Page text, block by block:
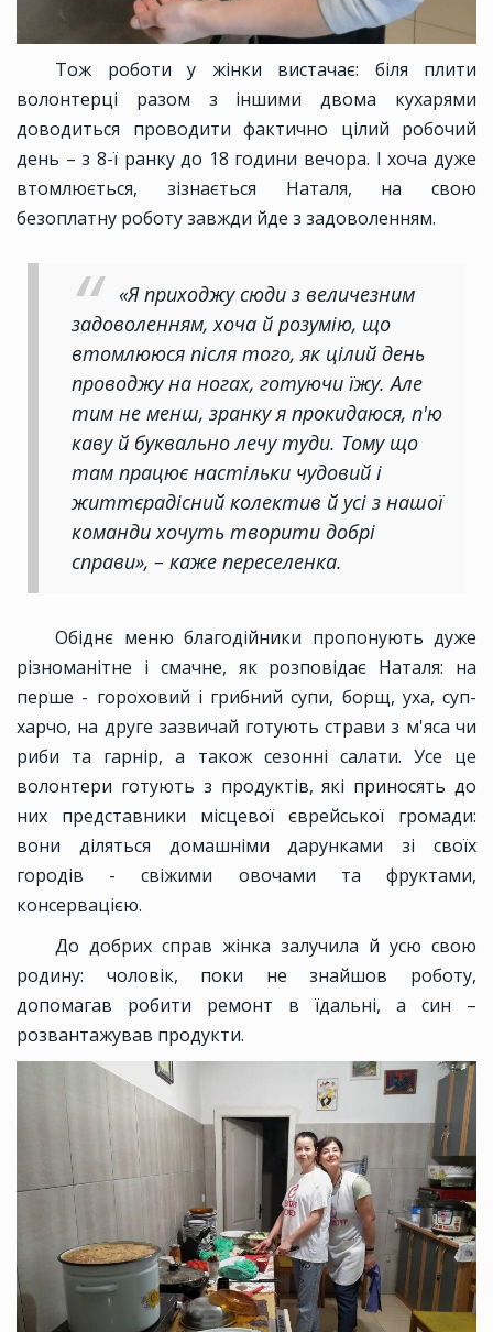
Тож роботи у жінки вистачає: біля плити
волонтерці разом з іншими двома кухарями
доводиться проводити фактично цілий робочий
день – з 8-ї ранку до 18 години вечора. І хоча дуже
втомлюється, зізнається Наталя, на свою
безоплатну роботу завжди йде з задоволенням.
«Я приходжу сюди з величезним
задоволенням, хоча й розумію, що
втомлююся після того, як цілий день
проводжу на ногах, готуючи їжу. Але
тим не менш, зранку я прокидаюся, п'ю
каву й буквально лечу туди. Тому що
там працює настільки чудовий і
життєрадісний колектив й усі з нашої
команди хочуть творити добрі
справи», – каже переселенка.
Обіднє меню благодійники пропонують дуже
різноманітне і смачне, як розповідає Наталя: на
перше - гороховий і грибний супи, борщ, уха, суп-
харчо, на друге зазвичай готують страви з м'яса чи
риби та гарнір, а також сезонні салати. Усе це
волонтери готують з продуктів, які приносять до
них представники місцевої єврейської громади:
вони діляться домашніми дарунками зі своїх
городів - свіжими овочами та фруктами,
консервацією.
До добрих справ жінка залучила й усю свою
родину: чоловік, поки не знайшов роботу,
допомагав робити ремонт в їдальні, а син –
розвантажував продукти.